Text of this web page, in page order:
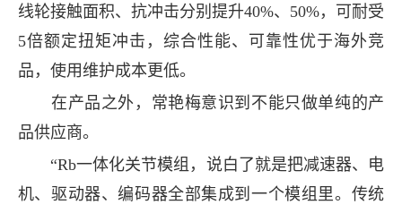
线轮接触面积、抗冲击分别提升40%、50%，可耐受
5倍额定扭矩冲击，综合性能、可靠性优于海外竞
品，使用维护成本更低。
在产品之外，常艳梅意识到不能只做单纯的产
品供应商。
“Rb一体化关节模组，说白了就是把减速器、电
机、驱动器、编码器全部集成到一个模组里。传统